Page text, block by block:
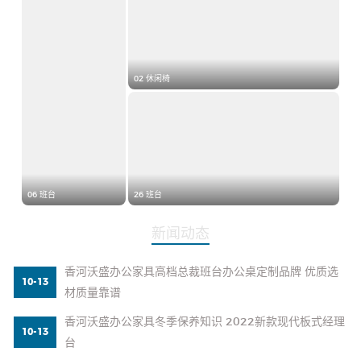
06 班台
02 休闲椅
26 班台
新闻动态
10-13
香河沃盛办公家具高档总裁班台办公桌定制品牌 优质选
材质量靠谱
10-13
香河沃盛办公家具冬季保养知识 2022新款现代板式经理
台